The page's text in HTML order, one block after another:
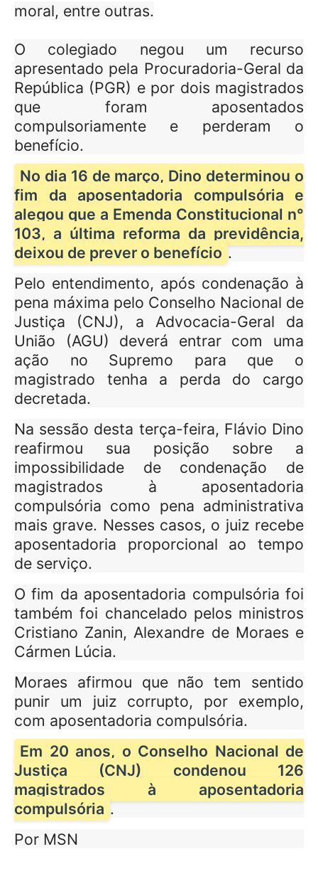
moral, entre outras.
O colegiado negou um recurso
apresentado pela Procuradoria-Geral da
República (PGR) e por dois magistrados
que foram aposentados
compulsoriamente e perderam o
benefício.
No dia 16 de março, Dino determinou o
fim da aposentadoria compulsória e
alegou que a Emenda Constitucional n°
103, a última reforma da previdência,
deixou de prever o benefício .
Pelo entendimento, após condenação à
pena máxima pelo Conselho Nacional de
Justiça (CNJ), a Advocacia-Geral da
União (AGU) deverá entrar com uma
ação no Supremo para que o
magistrado tenha a perda do cargo
decretada.
Na sessão desta terça-feira, Flávio Dino
reafirmou sua posição sobre a
impossibilidade de condenação de
magistrados à aposentadoria
compulsória como pena administrativa
mais grave. Nesses casos, o juiz recebe
aposentadoria proporcional ao tempo
de serviço.
O fim da aposentadoria compulsória foi
também foi chancelado pelos ministros
Cristiano Zanin, Alexandre de Moraes e
Cármen Lúcia.
Moraes afirmou que não tem sentido
punir um juiz corrupto, por exemplo,
com aposentadoria compulsória.
Em 20 anos, o Conselho Nacional de
Justiça (CNJ) condenou 126
magistrados à aposentadoria
compulsória .
Por MSN